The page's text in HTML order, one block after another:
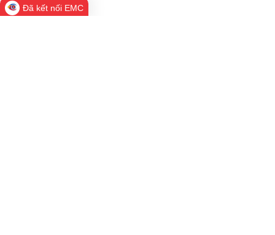
Đã kết nối EMC